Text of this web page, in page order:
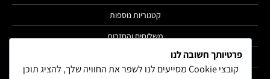
קטגוריות נוספות
משלוחים והחזרות
פרטיותך חשובה לנו
קובצי Cookie מסייעים לנו לשפר את החוויה שלך, להציג תוכן